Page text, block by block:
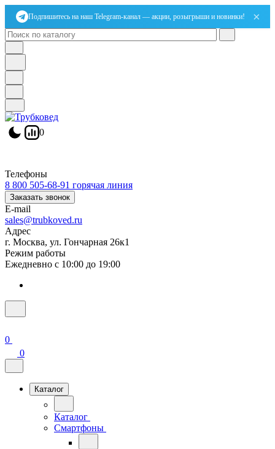
Подпишитесь на наш Telegram-канал — акции, розыгрыши и новинки! ×
0
Телефоны
8 800 505-68-91 горячая линия
Заказать звонок
E-mail
sales@trubkoved.ru
Адрес
г. Москва, ул. Гончарная 26к1
Режим работы
Ежедневно с 10:00 до 19:00
0
0
Каталог
Каталог
Смартфоны